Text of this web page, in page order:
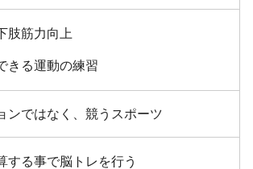
肢筋力向上
きる運動の練習
ンではなく、競うスポーツ
する事で脳トレを行う